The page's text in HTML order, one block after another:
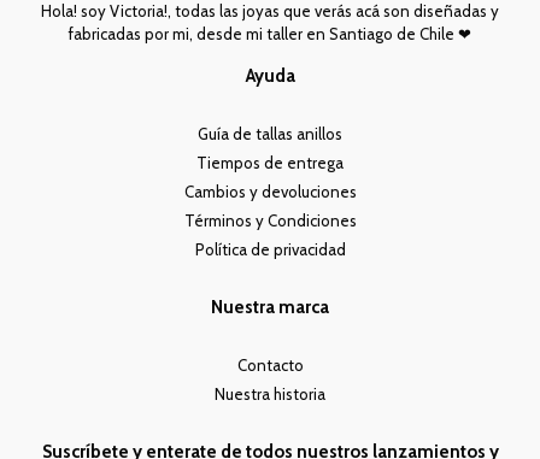
Hola! soy Victoria!, todas las joyas que verás acá son diseñadas y
fabricadas por mi, desde mi taller en Santiago de Chile ❤︎
Ayuda
Guía de tallas anillos
Tiempos de entrega
Cambios y devoluciones
Términos y Condiciones
Política de privacidad
Nuestra marca
Contacto
Nuestra historia
Suscríbete y enterate de todos nuestros lanzamientos y